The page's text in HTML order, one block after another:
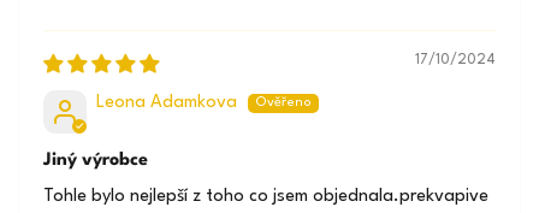
17/10/2024
Leona Adamkova
Jiný výrobce
Tohle bylo nejlepší z toho co jsem objednala.prekvapive